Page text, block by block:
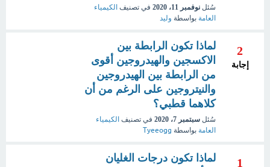
سُئل نوفمبر 11، 2020 في تصنيف الكيمياء
العامة بواسطة وليد
2
إجابة
لماذا تكون الرابطة بين
الاكسجين والهيدروجين أقوى
من الرابطة بين الهيدروجين
والنيتروجين على الرغم من أن
كلاهما قطبي؟
سُئل سبتمبر 7، 2020 في تصنيف الكيمياء
العامة بواسطة Tyeeogg
1
لماذا تكون درجات الغليان